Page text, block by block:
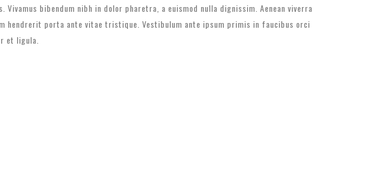
bibendum nibh in dolor pharetra, a euismod nulla dignissim. Aenean viverra
hendrerit porta ante vitae tristique. Vestibulum ante ipsum primis in faucibus orci
et ligula.